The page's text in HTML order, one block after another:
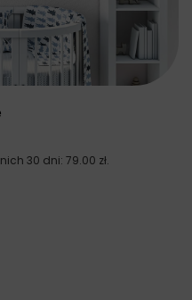
30 dni: 79.00 zł.